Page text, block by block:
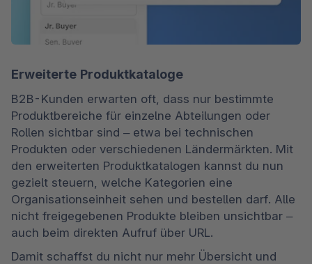
Erweiterte Produktkataloge
B2B-Kunden erwarten oft, dass nur bestimmte
Produktbereiche für einzelne Abteilungen oder
Rollen sichtbar sind – etwa bei technischen
Produkten oder verschiedenen Ländermärkten. Mit
den erweiterten Produktkatalogen kannst du nun
gezielt steuern, welche Kategorien eine
Organisationseinheit sehen und bestellen darf. Alle
nicht freigegebenen Produkte bleiben unsichtbar –
auch beim direkten Aufruf über URL.
Damit schaffst du nicht nur mehr Übersicht und